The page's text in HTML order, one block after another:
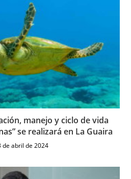
manejo y ciclo de vida
se realizará en La Guaira
de abril de 2024